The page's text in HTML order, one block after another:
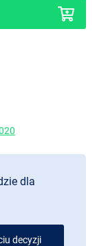
dla
decyzji